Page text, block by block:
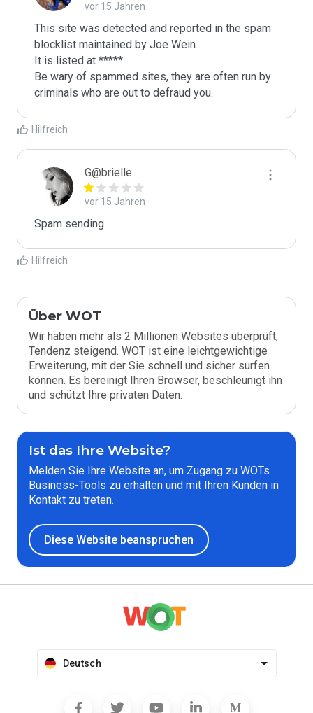
vor 15 Jahren
This site was detected and reported in the spam
blocklist maintained by Joe Wein.
It is listed at *****
Be wary of spammed sites, they are often run by
criminals who are out to defraud you.
Hilfreich
G@brielle
vor 15 Jahren
Spam sending.
Hilfreich
Über WOT
Wir haben mehr als 2 Millionen Websites überprüft,
Tendenz steigend. WOT ist eine leichtgewichtige
Erweiterung, mit der Sie schnell und sicher surfen
können. Es bereinigt Ihren Browser, beschleunigt ihn
und schützt Ihre privaten Daten.
Ist das Ihre Website?
Melden Sie Ihre Website an, um Zugang zu WOTs
Business-Tools zu erhalten und mit Ihren Kunden in
Kontakt zu treten.
Diese Website beanspruchen
Deutsch